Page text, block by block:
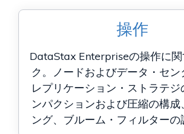
操作
DataStax Enterpriseの操作に関
ク。ノードおよびデータ・セン
レプリケーション・ストラテジ
ンパクションおよび圧縮の構成
ング、ブルーム・フィルターの